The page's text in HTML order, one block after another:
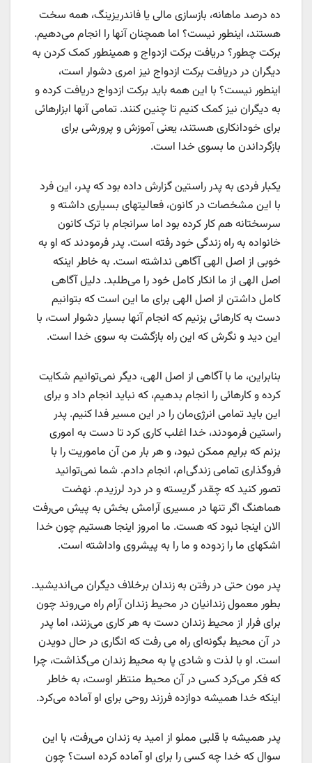
ده درصد ماهانه، بازسازی مالی یا فاندریزینگ، همه سخت
هستند، اینطور نیست؟ اما همچنان آنها را انجام می‌دهیم.
برکت چطور؟ دریافت برکت ازدواج و همینطور کمک کردن به
دیگران در دریافت برکت ازدواج نیز امری دشوار است،
اینطور نیست؟ با این همه باید برکت ازدواج دریافت کرده و
به دیگران نیز کمک کنیم تا چنین کنند. تمامی آنها ابزارهائی
برای خودانکاری هستند، یعنی آموزش و پرورشی برای
بازگرداندن ما بسوی خدا است.
یکبار فردی به پدر راستین گزارش داده بود که پدر، این فرد
با این مشخصات در کانون، فعالیتهای بسیاری داشته و
سرسختانه هم کار کرده بود اما سرانجام با ترک کانون
خانواده به راه زندگی خود رفته است. پدر فرمودند که او به
خوبی از اصل الهی آگاهی نداشته است. به خاطر اینکه
اصل الهی از ما انکار کامل خود را می‌طلبد. دلیل آگاهی
کامل داشتن از اصل الهی برای ما این است که بتوانیم
دست به کارهائی بزنیم که انجام آنها بسیار دشوار است، با
این دید و نگرش که این راه بازگشت به سوی خدا است.
بنابراین، ما با آگاهی از اصل الهی، دیگر نمی‌توانیم شکایت
کرده و کارهائی را انجام بدهیم، که نباید انجام داد و برای
این باید تمامی انرژی‌مان را در این مسیر فدا کنیم. پدر
راستین فرمودند، خدا اغلب کاری کرد تا دست به اموری
بزنم که برایم ممکن نبود، و هر بار من آن ماموریت را با
فروگذاری تمامی زندگی‌ام، انجام دادم. شما نمی‌توانید
تصور کنید که چقدر گریسته و در درد لرزیدم. نهضت
هماهنگ اگر تنها در مسیری آرامش بخش به پیش می‌ر‌فت
الان اینجا نبود که هست. ما امروز اینجا هستیم چون خدا
اشکهای ما را زدوده و ما را به پیشروی واداشته است.
پدر مون حتی در رفتن به زندان برخلاف دیگران می‌اندیشید.
بطور معمول زندانیان در محیط زندان آرام راه می‌روند چون
برای فرار از محیط زندان دست به هر کاری می‌زنند، اما پدر
در آن محیط بگونه‌ای راه می رفت که انگاری در حال دویدن
است. او با لذت و شادی پا به محیط زندان می‌گذاشت، چرا
که فکر می‌کرد کسی در آن محیط منتظر اوست، به خاطر
اینکه خدا همیشه دوازده فرزند روحی برای او آماده می‌کرد.
پدر همیشه با قلبی مملو از امید به زندان می‌رفت، با این
سوال که خدا چه کسی را برای او آماده کرده است؟ چون